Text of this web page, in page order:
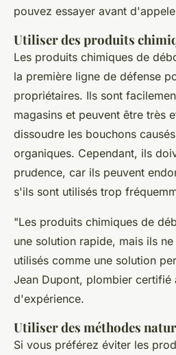
pouvez essayer avant
Utiliser des produits
Les produits chimiques de
la première ligne de défense
propriétaires. Ils sont
magasins et peuvent être très
dissoudre les bouchons
organiques. Cependant, ils
prudence, car ils peuvent
s'ils sont utilisés trop
"Les produits chimiques de
une solution rapide, mais ils
utilisés comme une solution
Jean Dupont, plombier certifié
d'expérience.
Utiliser des méthodes
Si vous préférez éviter les